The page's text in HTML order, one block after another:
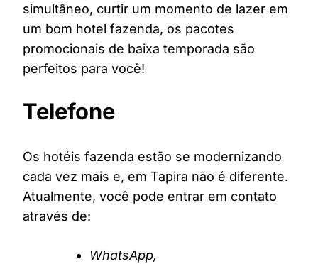
simultâneo, curtir um momento de lazer em
um bom hotel fazenda, os pacotes
promocionais de baixa temporada são
perfeitos para você!
Telefone
Os hotéis fazenda estão se modernizando
cada vez mais e, em Tapira não é diferente.
Atualmente, você pode entrar em contato
através de:
WhatsApp,